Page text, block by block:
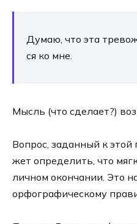
Думаю, что эта
ся ко мне.
Мысль (что сде­ла­ет?)
Вопрос, задан­ный к
жет опре­де­лить, что
лич­ном окон­ча­нии. Это
орфо­гра­фи­че­ско­му